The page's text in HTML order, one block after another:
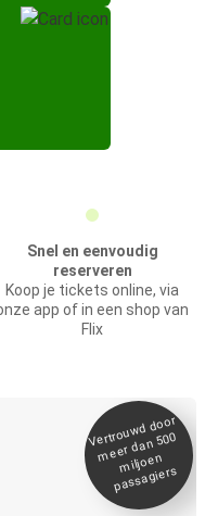
Snel en eenvoudig
reserveren
Koop je tickets online, via
app of in een shop van
Flix
Vertrou
wd door
meer dan 500
miljoen
passagiers